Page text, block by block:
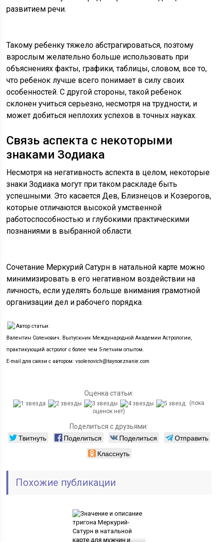
развитием речи.
Такому ребенку тяжело абстрагироваться, поэтому
взрослым желательно больше использовать при
объяснениях факты, графики, таблицы, словом, все то,
что ребенок лучше всего понимает в силу своих
особенностей. С другой стороны, такой ребенок
склонен учиться серьезно, несмотря на трудности, и
может добиться неплохих успехов в точных науках.
Связь аспекта с некоторыми
знаками Зодиака
Несмотря на негативность аспекта в целом, некоторые
знаки Зодиака могут при таком раскладе быть
успешными. Это касается Дев, Близнецов и Козерогов,
которые отличаются высокой умственной
работоспособностью и глубокими практическими
познаниями в выбранной области.
Сочетание Меркурий Сатурн в натальной карте можно
минимизировать в его негативном воздействии на
личность, если уделять больше внимания грамотной
организации дел и рабочего порядка.
Автор статьи:
Валентин Соленович. Выпускник Международной Академии Астрологии,
практикующий астролог с более чем 5-летним опытом.
E-mail для связи с автором: vsolenovich@taynoeznanie.com
Оценка статьи:
(пока
оценок нет)
Поделиться с друзьями:
Твитнуть Поделиться Поделиться
Отправить
Класснуть
Похожие публикации